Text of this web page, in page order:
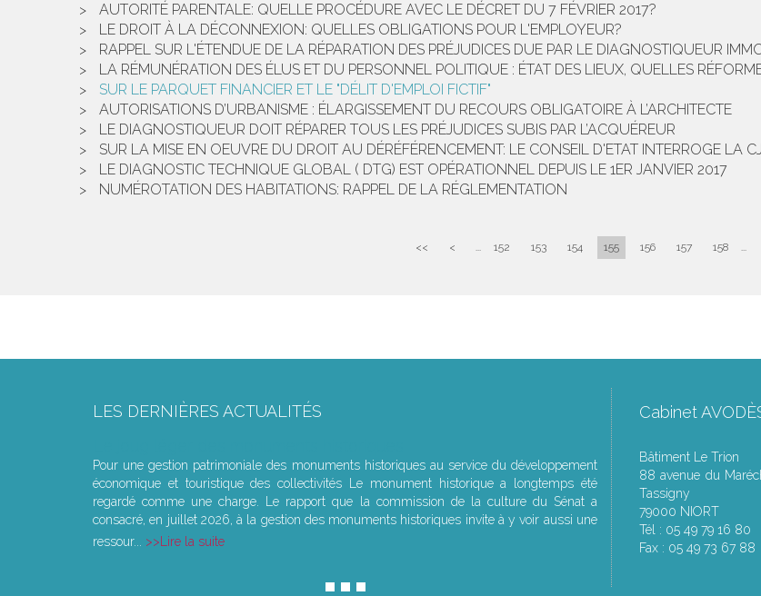
AUTORITÉ PARENTALE: QUELLE PROCÉDURE AVEC LE DÉCRET DU 7 FÉVRIER 2017?
LE DROIT À LA DÉCONNEXION: QUELLES OBLIGATIONS POUR L'EMPLOYEUR?
RAPPEL SUR L'ÉTENDUE DE LA RÉPARATION DES PRÉJUDICES DUE PAR LE DIAGNOSTIQUEUR
LA RÉMUNÉRATION DES ÉLUS ET DU PERSONNEL POLITIQUE : ÉTAT DES LIEUX, QUELLES
SUR LE PARQUET FINANCIER ET LE "DÉLIT D'EMPLOI FICTIF"
AUTORISATIONS D’URBANISME : ÉLARGISSEMENT DU RECOURS OBLIGATOIRE À L’ARCHITECTE
LE DIAGNOSTIQUEUR DOIT RÉPARER TOUS LES PRÉJUDICES SUBIS PAR L’ACQUÉREUR
SUR LA MISE EN OEUVRE DU DROIT AU DÉRÉFÉRENCEMENT: LE CONSEIL D'ETAT INTERROGE LA
LE DIAGNOSTIC TECHNIQUE GLOBAL ( DTG) EST OPÉRATIONNEL DEPUIS LE 1ER JANVIER 2017
NUMÉROTATION DES HABITATIONS: RAPPEL DE LA RÉGLEMENTATION
<< < ... 152 153 154 155 156 157 158 ...
LES DERNIÈRES ACTUALITÉS
Pour une gestion patrimoniale des monuments historiques au service du développement
économique et touristique des collectivités Le monument historique a longtemps été
regardé comme une charge. Le rapport que la commission de la culture du Sénat a
consacré, en juillet 2026, à la gestion des monuments historiques invite à y voir aussi une
ressour...
Lire la suite
Cabinet
Bâtiment Le Trion
88 avenue du
Tassigny
79000 NIORT
Tél : 05 49 79 16 80
Fax : 05 49 73 67 88